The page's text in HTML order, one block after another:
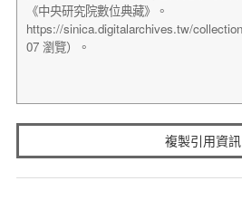
複製引用資訊